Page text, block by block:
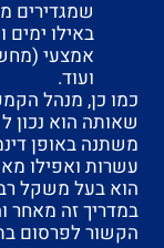
שמגדירים
באילו ימים
אמצעי
ועוד.
שאותה הוא נכון
משתנה באופן
עשרות ואפילו
הוא בעל משקל רב
במדריך זה מאחר
הקשור לפרסום